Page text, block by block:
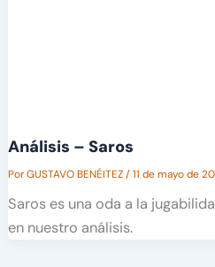
Análisis – Saros
PorGUSTAVO BENÉITEZ/11 de mayo de
Saros es una oda a la
en nuestro análisis.